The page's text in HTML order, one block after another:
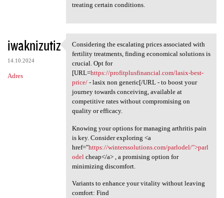
treating certain conditions.
iwaknizutiz
14.10.2024
Adres
Considering the escalating
Considering the escalating prices associated with
fertility treatments, finding economical solutions is
crucial. Opt for
[URL=https://profitplusfinancial.com/lasix-best-
price/- lasix non generic[/URL - to boost your
journey towards conceiving, available at
competitive rates without compromising on
quality or efficacy.
Knowing your options for managing arthritis pain
is key. Consider exploring <a
href="https://winterssolutions.com/parlodel/">parl
odel cheap</a> , a promising option for
minimizing discomfort.
Variants to enhance your vitality without leaving
comfort: Find